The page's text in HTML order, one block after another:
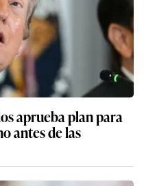
aprueba plan para
antes de las